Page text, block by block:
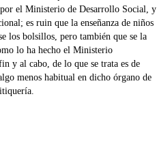
el Ministerio de Desarrollo Social, y
es ruin que la enseñanza de niños
los bolsillos, pero también que se la
lo ha hecho el Ministerio
y al cabo, de lo que se trata es de
menos habitual en dicho órgano de